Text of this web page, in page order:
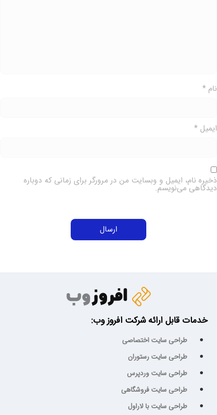
نام *
ایمیل *
ذخیره نام، ایمیل و وبسایت من در مرورگر برای زمانی که دوباره
دیدگاهی می‌نویسم.
خدمات قابل ارائه شرکت افروز وب:
طراحی سایت اختصاصی
طراحی سایت رستوران
طراحی سایت وردپرس
طراحی سایت فروشگاهی
طراحی سایت با لاراول